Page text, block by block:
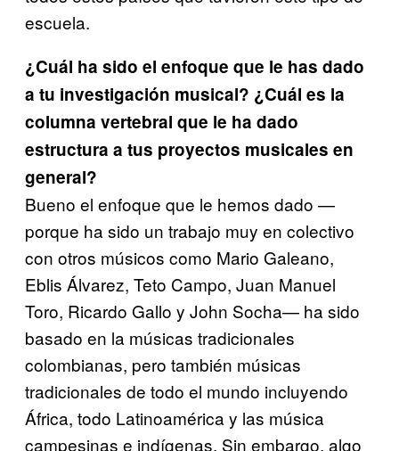
escuela.
¿Cuál ha sido el enfoque que le has dado
a tu investigación musical? ¿Cuál es la
columna vertebral que le ha dado
estructura a tus proyectos musicales en
general?
Bueno el enfoque que le hemos dado —
porque ha sido un trabajo muy en colectivo
con otros músicos como Mario Galeano,
Eblis Álvarez, Teto Campo, Juan Manuel
Toro, Ricardo Gallo y John Socha— ha sido
basado en la músicas tradicionales
colombianas, pero también músicas
tradicionales de todo el mundo incluyendo
África, todo Latinoamérica y las música
campesinas e indígenas. Sin embargo, algo